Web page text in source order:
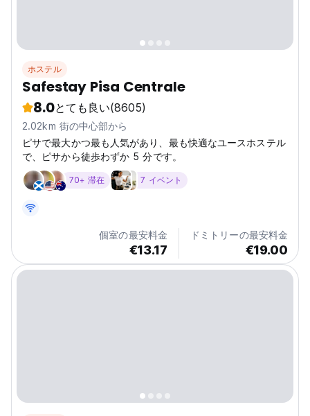
ホステル
Safestay Pisa Centrale
8.0とても良い(8605)
2.02km 街の中心部から
ピサで最大かつ最も人気があり、最も快適なユースホステル
で、ピサから徒歩わずか 5 分です。
70+ 滞在 7 イベント
個室の最安料金
€13.17
ドミトリーの最安料金
€19.00